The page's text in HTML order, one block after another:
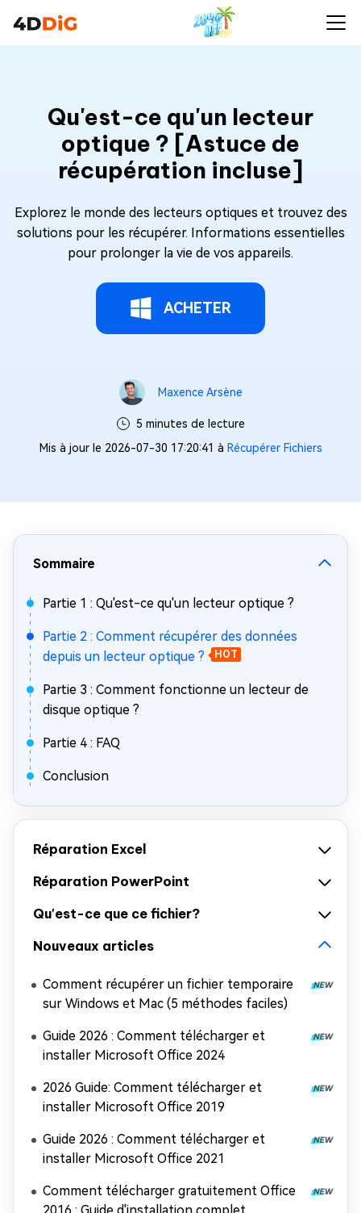
Qu'est-ce qu'un lecteur
optique ? [Astuce de
récupération incluse]
Explorez le monde des lecteurs optiques et trouvez des
solutions pour les récupérer. Informations essentielles
pour prolonger la vie de vos appareils.
ACHETER
Maxence Arsène
5 minutes de lecture
Mis à jour le 2026-07-30 17:20:41 à Récupérer Fichiers
Sommaire
Partie 1 : Qu'est-ce qu'un lecteur optique ?
Partie 2 : Comment récupérer des données
depuis un lecteur optique ?
HOT
Partie 3 : Comment fonctionne un lecteur de
disque optique ?
Partie 4 : FAQ
Conclusion
Réparation Excel
Réparation PowerPoint
Qu'est-ce que ce fichier?
Nouveaux articles
Comment récupérer un fichier temporaire
sur Windows et Mac (5 méthodes faciles)
Guide 2026 : Comment télécharger et
installer Microsoft Office 2024
2026 Guide: Comment télécharger et
installer Microsoft Office 2019
Guide 2026 : Comment télécharger et
installer Microsoft Office 2021
Comment télécharger gratuitement Office